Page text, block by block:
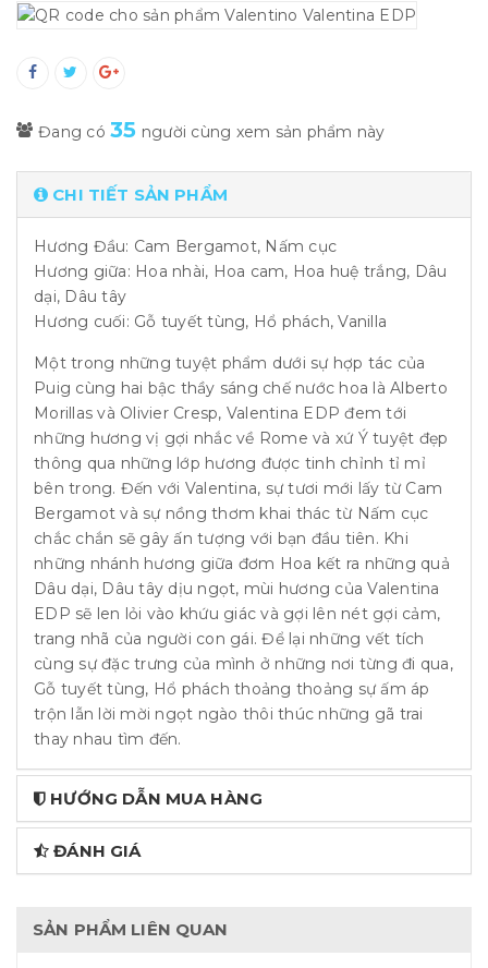
Đang có 35 người cùng xem sản phẩm này
CHI TIẾT SẢN PHẨM
Hương Đầu: Cam Bergamot, Nấm cục
Hương giữa: Hoa nhài, Hoa cam, Hoa huệ trắng, Dâu
dại, Dâu tây
Hương cuối: Gỗ tuyết tùng, Hổ phách, Vanilla
Một trong những tuyệt phẩm dưới sự hợp tác của
Puig cùng hai bậc thầy sáng chế nước hoa là Alberto
Morillas và Olivier Cresp, Valentina EDP đem tới
những hương vị gợi nhắc về Rome và xứ Ý tuyệt đẹp
thông qua những lớp hương được tinh chỉnh tỉ mỉ
bên trong. Đến với Valentina, sự tươi mới lấy từ Cam
Bergamot và sự nồng thơm khai thác từ Nấm cục
chắc chắn sẽ gây ấn tượng với bạn đầu tiên. Khi
những nhánh hương giữa đơm Hoa kết ra những quả
Dâu dại, Dâu tây dịu ngọt, mùi hương của Valentina
EDP sẽ len lỏi vào khứu giác và gợi lên nét gợi cảm,
trang nhã của người con gái. Để lại những vết tích
cùng sự đặc trưng của mình ở những nơi từng đi qua,
Gỗ tuyết tùng, Hổ phách thoảng thoảng sự ấm áp
trộn lẫn lời mời ngọt ngào thôi thúc những gã trai
thay nhau tìm đến.
HƯỚNG DẪN MUA HÀNG
ĐÁNH GIÁ
SẢN PHẨM LIÊN QUAN